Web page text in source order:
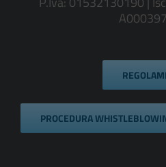
PROCEDURA